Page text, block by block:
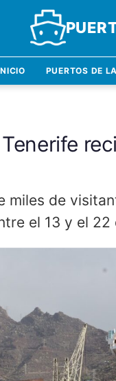
PUERTOS DE
miles de
el 13 y el